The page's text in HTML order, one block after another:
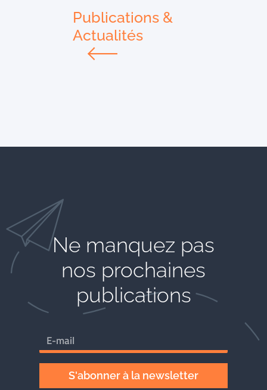
Publications &
Actualités
Ne manquez pas
nos prochaines
publications
S'abonner à la newsletter